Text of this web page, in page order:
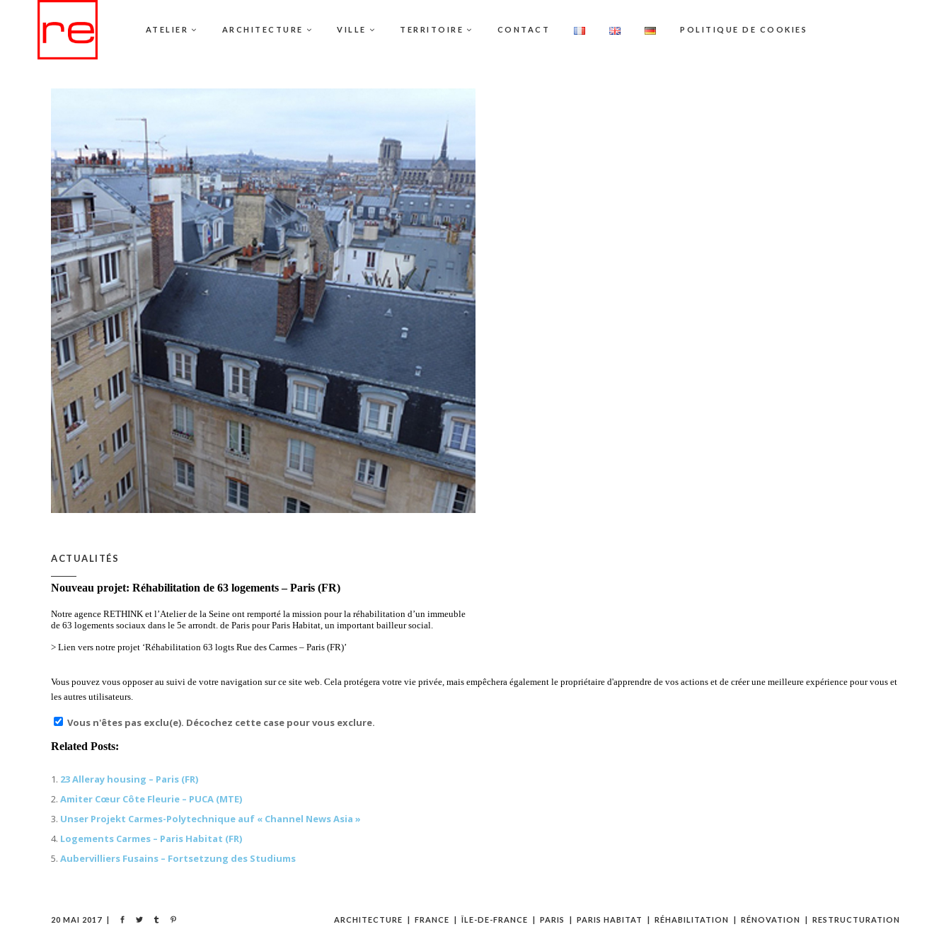
ATELIER ARCHITECTURE VILLE TERRITOIRE CONTACT POLITIQUE DE COOKIES
ACTUALITÉS
Nouveau projet: Réhabilitation de 63 logements – Paris (FR)
Notre agence RETHINK et l’Atelier de la Seine ont remporté la mission pour la réhabilitation d’un immeuble
de 63 logements sociaux dans le 5e arrondt. de Paris pour Paris Habitat, un important bailleur social.
> Lien vers notre projet ‘Réhabilitation 63 logts Rue des Carmes – Paris (FR)’
Vous pouvez vous opposer au suivi de votre navigation sur ce site web. Cela protégera votre vie privée, mais empêchera également le propriétaire d'apprendre de vos actions et de créer une meilleure expérience pour vous et
les autres utilisateurs.
Vous n'êtes pas exclu(e). Décochez cette case pour vous exclure.
Related Posts:
23 Alleray housing – Paris (FR)
Amiter Cœur Côte Fleurie – PUCA (MTE)
Unser Projekt Carmes-Polytechnique auf « Channel News Asia »
Logements Carmes – Paris Habitat (FR)
Aubervilliers Fusains – Fortsetzung des Studiums
20 MAI 2017 ARCHITECTURE FRANCE ÎLE-DE-FRANCE PARIS PARIS HABITAT RÉHABILITATION RÉNOVATION RESTRUCTURATION